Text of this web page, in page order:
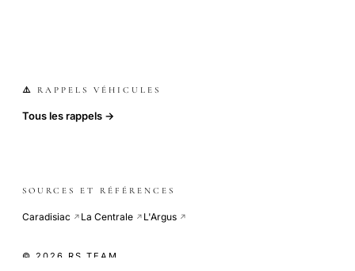
⚠️ RAPPELS VÉHICULES
Tous les rappels →
SOURCES ET RÉFÉRENCES
Caradisiac ↗ La Centrale ↗ L'Argus ↗
© 2026 RS TEAM